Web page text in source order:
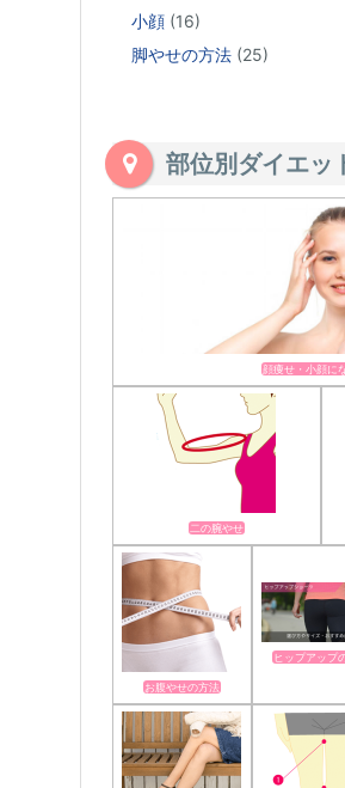
小顔 (16)
脚やせの方法 (25)
部位別ダイエッ
顔痩せ・小顔に
二の腕やせ
お腹やせの方法
ヒップアップ